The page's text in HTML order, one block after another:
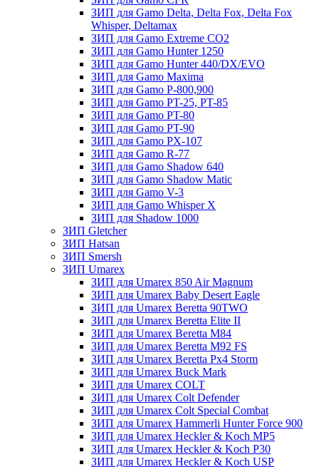
ЗИП для Gamo Delta, Delta Fox, Delta Fox
Whisper, Deltamax
ЗИП для Gamo Extreme CO2
ЗИП для Gamo Hunter 1250
ЗИП для Gamo Hunter 440/DX/EVO
ЗИП для Gamo Maxima
ЗИП для Gamo P-800,900
ЗИП для Gamo PT-25, PT-85
ЗИП для Gamo PT-80
ЗИП для Gamo PT-90
ЗИП для Gamo PX-107
ЗИП для Gamo R-77
ЗИП для Gamo Shadow 640
ЗИП для Gamo Shadow Matic
ЗИП для Gamo V-3
ЗИП для Gamo Whisper X
ЗИП для Shadow 1000
ЗИП Gletcher
ЗИП Hatsan
ЗИП Smersh
ЗИП Umarex
ЗИП для Umarex 850 Air Magnum
ЗИП для Umarex Baby Desert Eagle
ЗИП для Umarex Beretta 90TWO
ЗИП для Umarex Beretta Elite II
ЗИП для Umarex Beretta M84
ЗИП для Umarex Beretta M92 FS
ЗИП для Umarex Beretta Px4 Storm
ЗИП для Umarex Buck Mark
ЗИП для Umarex COLT
ЗИП для Umarex Colt Defender
ЗИП для Umarex Colt Special Combat
ЗИП для Umarex Hammerli Hunter Force 900
ЗИП для Umarex Heckler & Koch MP5
ЗИП для Umarex Heckler & Koch P30
ЗИП для Umarex Heckler & Koch USP